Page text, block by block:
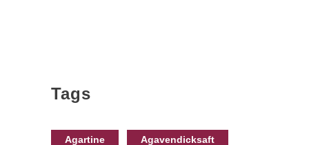
Tags
Agartine Agavendicksaft